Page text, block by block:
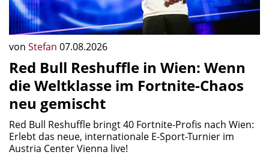
von Stefan 07.08.2026
Red Bull Reshuffle in Wien: Wenn
die Weltklasse im Fortnite-Chaos
neu gemischt
Red Bull Reshuffle bringt 40 Fortnite-Profis nach Wien:
Erlebt das neue, internationale E-Sport-Turnier im
Austria Center Vienna live!